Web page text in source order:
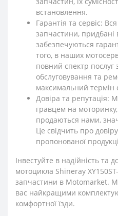
встановлення.
Гарантія та сервіс:
запчастини,
забезпечуються
того, в наших
повний спектр послуг
обслуговування та
максимальний термін
Довіра та репутація:
гравцем на
продаються нами,
Це свідчить про
пропонованої
Інвестуйте в надійність та
мотоцикла Shineray
запчастини в Motomarket.
вас найкращими
комфортної їзди.